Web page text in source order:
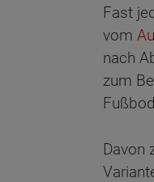
Fast
vom
nach
zum
Davon